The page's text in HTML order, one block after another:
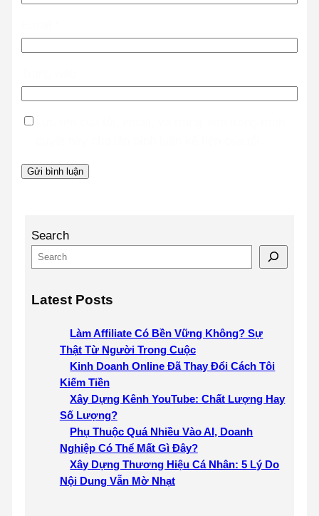
Search
Latest Posts
Làm Affiliate Có Bền Vững Không? Sự
Thật Từ Người Trong Cuộc
Kinh Doanh Online Đã Thay Đổi Cách Tôi
Kiếm Tiền
Xây Dựng Kênh YouTube: Chất Lượng Hay
Số Lượng?
Phụ Thuộc Quá Nhiều Vào AI, Doanh
Nghiệp Có Thể Mất Gì Đây?
Xây Dựng Thương Hiệu Cá Nhân: 5 Lý Do
Nội Dung Vẫn Mờ Nhạt